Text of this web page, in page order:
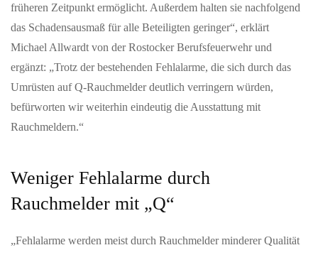
früheren Zeitpunkt ermöglicht. Außerdem halten sie nachfolgend
das Schadensausmaß für alle Beteiligten geringer“, erklärt
Michael Allwardt von der Rostocker Berufsfeuerwehr und
ergänzt: „Trotz der bestehenden Fehlalarme, die sich durch das
Umrüsten auf Q-Rauchmelder deutlich verringern würden,
befürworten wir weiterhin eindeutig die Ausstattung mit
Rauchmeldern.“
Weniger Fehlalarme durch
Rauchmelder mit „Q“
„Fehlalarme werden meist durch Rauchmelder minderer Qualität